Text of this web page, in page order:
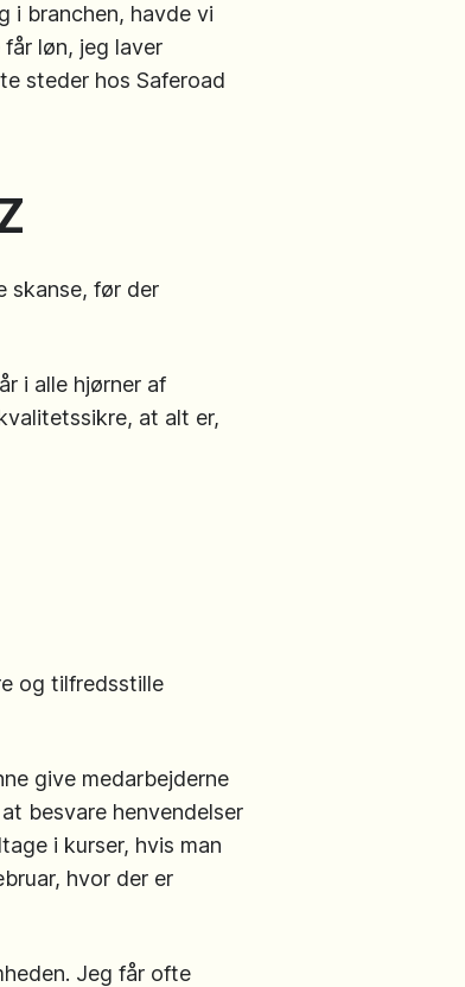
i branchen, havde vi
løn, jeg laver
steder hos Saferoad
skanse, før der
i alle hjørner af
at alt er,
og tilfredsstille
give medarbejderne
besvare henvendelser
i kurser, hvis man
hvor der er
Jeg får ofte